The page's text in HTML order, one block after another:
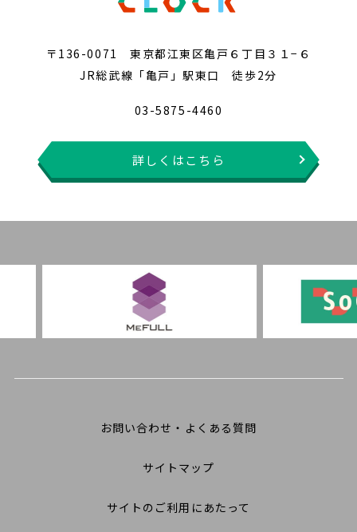
〒136-0071 東京都江東区亀戸６丁目３１−６
JR総武線「亀戸」駅東口 徒歩2分
03-5875-4460
詳しくはこちら
お問い合わせ・よくある質問
サイトマップ
サイトのご利用にあたって